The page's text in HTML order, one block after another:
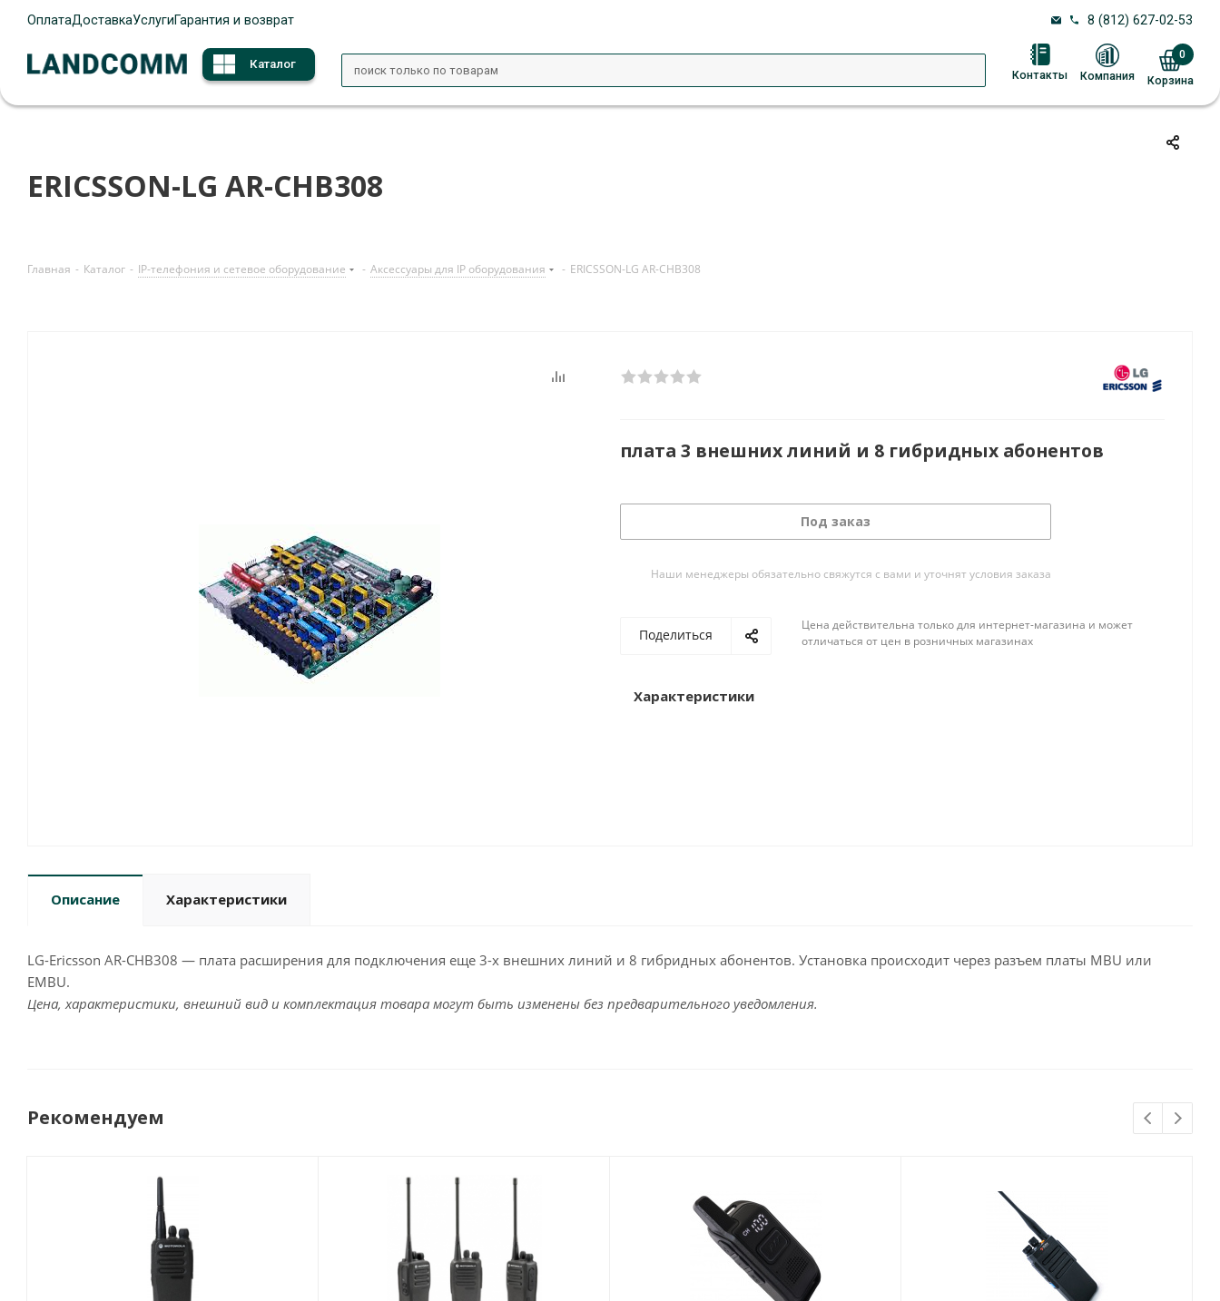
ОплатаДоставкаУслугиГарантия и возврат 8 (812) 627-02-53
Каталог
Контакты Компания Корзина
0
ERICSSON-LG AR-CHB308
Главная - Каталог - IP-телефония и сетевое оборудование - Аксессуары для IP оборудования - ERICSSON-LG AR-CHB308
плата 3 внешних линий и 8 гибридных абонентов
Под заказ
Наши менеджеры обязательно свяжутся с вами и уточнят условия заказа
Поделиться
Цена действительна только для интернет-магазина и может
отличаться от цен в розничных магазинах
Характеристики
Описание Характеристики
LG-Ericsson AR-CHB308 — плата расширения для подключения еще 3-х внешних линий и 8 гибридных абонентов. Установка происходит через разъем платы MBU или
EMBU.
Цена, характеристики, внешний вид и комплектация товара могут быть изменены без предварительного уведомления.
Рекомендуем